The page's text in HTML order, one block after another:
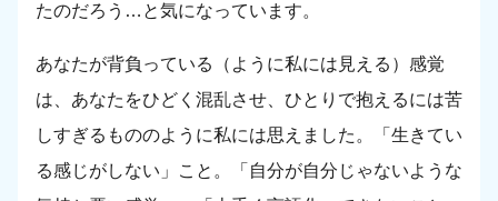
たのだろう…と気になっています。
あなたが背負っている（ように私には見える）感覚
は、あなたをひどく混乱させ、ひとりで抱えるには苦
しすぎるもののように私には思えました。「生きてい
る感じがしない」こと。「自分が自分じゃないような